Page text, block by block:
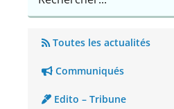
Toutes les actualités
Communiqués
Edito – Tribune